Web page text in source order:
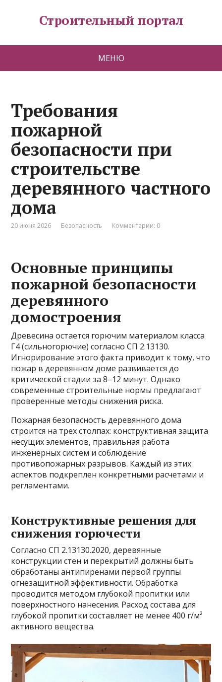
Строительный портал
МЕНЮ
Требования
пожарной
безопасности при
строительстве
деревянного частного
дома
20 июня 2026 Безопасность Комментарии: 0
Основные принципы
пожарной безопасности
деревянного
домостроения
Древесина остается горючим материалом класса
Г4 (сильногорючие) согласно СП 2.13130.
Игнорирование этого факта приводит к тому, что
пожар в деревянном доме развивается до
критической стадии за 8–12 минут. Однако
современные строительные нормы предлагают
проверенные методы снижения риска.
Пожарная безопасность деревянного дома
строится на трех столпах: конструктивная защита
несущих элементов, правильная работа
инженерных систем и соблюдение
противопожарных разрывов. Каждый из этих
аспектов подкреплен конкретными расчетами и
регламентами.
Конструктивные решения для
снижения горючести
Согласно СП 2.13130.2020, деревянные
конструкции стен и перекрытий должны быть
обработаны антипиренами первой группы
огнезащитной эффективности. Обработка
проводится методом глубокой пропитки или
поверхностного нанесения. Расход состава для
глубокой пропитки составляет не менее 400 г/м²
активного вещества.